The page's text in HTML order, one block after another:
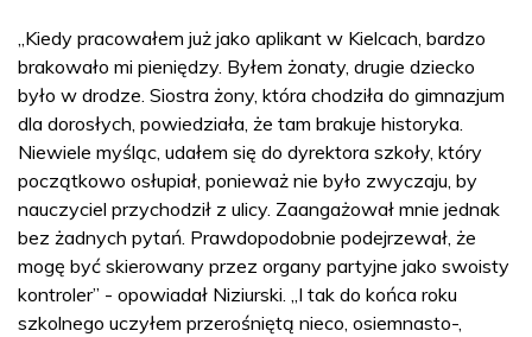
„Kiedy pracowałem już jako aplikant w Kielcach, bardzo
brakowało mi pieniędzy. Byłem żonaty, drugie dziecko
było w drodze. Siostra żony, która chodziła do gimnazjum
dla dorosłych, powiedziała, że tam brakuje historyka.
Niewiele myśląc, udałem się do dyrektora szkoły, który
początkowo osłupiał, ponieważ nie było zwyczaju, by
nauczyciel przychodził z ulicy. Zaangażował mnie jednak
bez żadnych pytań. Prawdopodobnie podejrzewał, że
mogę być skierowany przez organy partyjne jako swoisty
kontroler” - opowiadał Niziurski. „I tak do końca roku
szkolnego uczyłem przerośniętą nieco, osiemnasto-,